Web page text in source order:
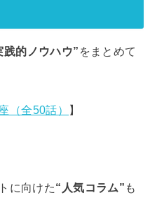
践的ノウハウ” をまとめて
（全50話） 】
に向けた“人気コラム” も